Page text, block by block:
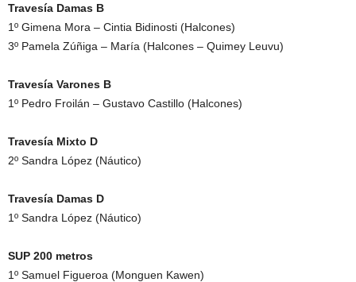
Travesía Damas B
1º Gimena Mora – Cintia Bidinosti (Halcones)
3º Pamela Zúñiga – María (Halcones – Quimey Leuvu)
Travesía Varones B
1º Pedro Froilán – Gustavo Castillo (Halcones)
Travesía Mixto D
2º Sandra López (Náutico)
Travesía Damas D
1º Sandra López (Náutico)
SUP 200 metros
1º Samuel Figueroa (Monguen Kawen)